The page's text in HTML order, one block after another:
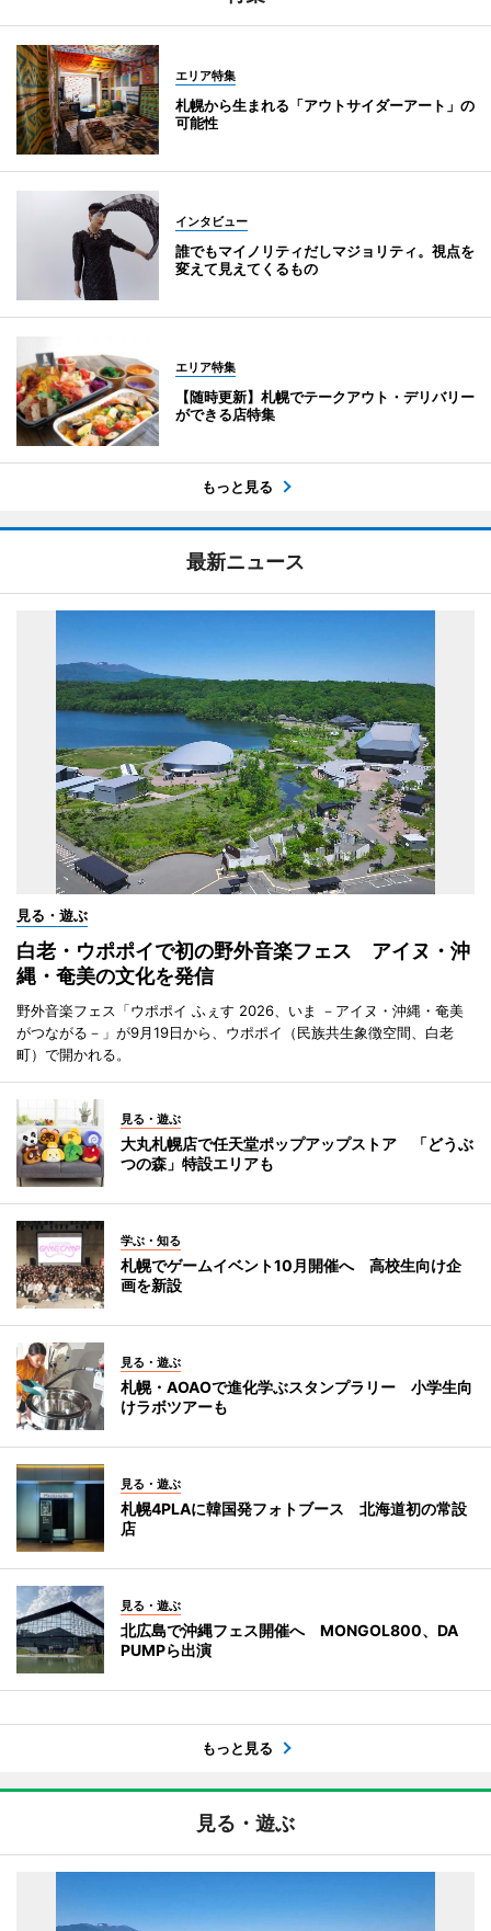
エリア特集
札幌から生まれる「アウトサイダーアート」の
可能性
インタビュー
誰でもマイノリティだしマジョリティ。視点を
変えて見えてくるもの
エリア特集
【随時更新】札幌でテークアウト・デリバリー
ができる店特集
もっと見る
最新ニュース
見る・遊ぶ
白老・ウポポイで初の野外音楽フェス アイヌ・沖
縄・奄美の文化を発信
野外音楽フェス「ウポポイ ふぇす 2026、いま －アイヌ・沖縄・奄美
がつながる－」が9月19日から、ウポポイ（民族共生象徴空間、白老
町）で開かれる。
見る・遊ぶ
大丸札幌店で任天堂ポップアップストア 「どうぶ
つの森」特設エリアも
学ぶ・知る
札幌でゲームイベント10月開催へ 高校生向け企
画を新設
見る・遊ぶ
札幌・AOAOで進化学ぶスタンプラリー 小学生向
けラボツアーも
見る・遊ぶ
札幌4PLAに韓国発フォトブース 北海道初の常設
店
見る・遊ぶ
北広島で沖縄フェス開催へ MONGOL800、DA
PUMPら出演
もっと見る
見る・遊ぶ